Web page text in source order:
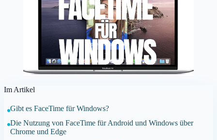
Im Artikel
Gibt es FaceTime für Windows?
Die Nutzung von FaceTime für Android und Windows über
Chrome und Edge